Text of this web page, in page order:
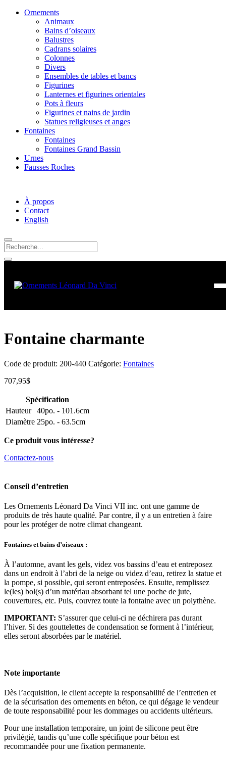
Ornements
Animaux
Bains d’oiseaux
Balustres
Cadrans solaires
Colonnes
Divers
Ensembles de tables et bancs
Figurines
Lanternes et figurines orientales
Pots à fleurs
Figurines et nains de jardin
Statues religieuses et anges
Fontaines
Fontaines
Fontaines Grand Bassin
Urnes
Fausses Roches
À propos
Contact
English
Fontaine charmante
Code de produit: 200-440 Catégorie: Fontaines
707,95$
Spécification
Hauteur
40po. - 101.6cm
Diamètre 25po. - 63.5cm
Ce produit vous intéresse?
Contactez-nous
Conseil d’entretien
Les Ornements Léonard Da Vinci VII inc. ont une gamme de
produits de très haute qualité. Par contre, il y a un entretien à faire
pour les protéger de notre climat changeant.
Fontaines et bains d’oiseaux :
À l’automne, avant les gels, videz vos bassins d’eau et entreposez
dans un endroit à l’abri de la neige ou videz d’eau, retirez la statue et
la pompe, si possible, qui seront entreposées. Ensuite, remplissez
le(les) bol(s) d’un matériau absorbant tel une poche de jute,
couvertures, etc. Puis, couvrez toute la fontaine avec un polythène.
IMPORTANT: S’assurer que celui-ci ne déchirera pas durant
l’hiver. Si des gouttelettes de condensation se forment à l’intérieur,
elles seront absorbées par le matériel.
Note importante
Dès l’acquisition, le client accepte la responsabilité de l’entretien et
de la sécurisation des ornements en béton, ce qui dégage le vendeur
de toute responsabilité pour les dommages ou accidents ultérieurs.
Pour une installation temporaire, un joint de silicone peut être
privilégié, tandis qu’une colle spécifique pour béton est
recommandée pour une fixation permanente.